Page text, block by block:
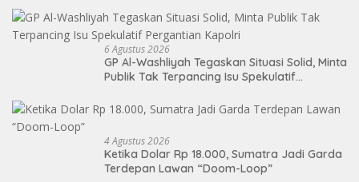
6 Agustus 2026
GP Al-Washliyah Tegaskan Situasi Solid, Minta
Publik Tak Terpancing Isu Spekulatif
4 Agustus 2026
Ketika Dolar Rp 18.000, Sumatra Jadi Garda
Terdepan Lawan “Doom-Loop”